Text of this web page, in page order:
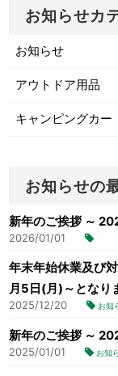
お知らせカ
お知らせ
アウトドア用品
キャンピングカー
お知らせの
新年のご挨拶 ～
2026/01/01
年末年始休業及び
月5日(月)～となり
2025/12/20 お知
新年のご挨拶 ～
2025/01/01 お知